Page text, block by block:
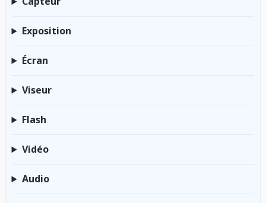
Exposition
Écran
Viseur
Flash
Vidéo
Audio